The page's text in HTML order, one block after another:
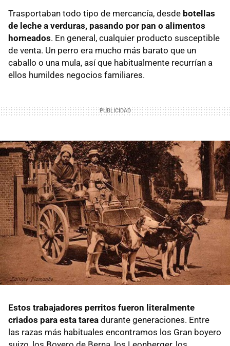
Trasportaban todo tipo de mercancía, desde botellas
de leche a verduras, pasando por pan o alimentos
horneados. En general, cualquier producto susceptible
de venta. Un perro era mucho más barato que un
caballo o una mula, así que habitualmente recurrían a
ellos humildes negocios familiares.
Estos trabajadores perritos fueron literalmente
criados para esta tarea durante generaciones. Entre
las razas más habituales encontramos los Gran boyero